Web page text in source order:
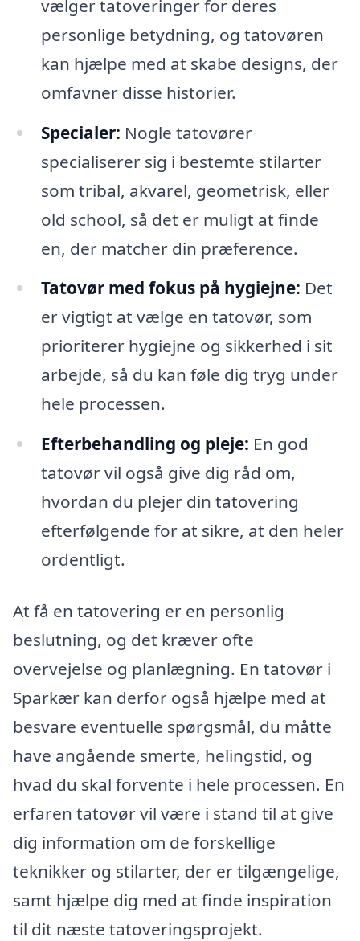
vælger tatoveringer for deres
personlige betydning, og tatovøren
kan hjælpe med at skabe designs, der
omfavner disse historier.
Specialer: Nogle tatovører
specialiserer sig i bestemte stilarter
som tribal, akvarel, geometrisk, eller
old school, så det er muligt at finde
en, der matcher din præference.
Tatovør med fokus på hygiejne: Det
er vigtigt at vælge en tatovør, som
prioriterer hygiejne og sikkerhed i sit
arbejde, så du kan føle dig tryg under
hele processen.
Efterbehandling og pleje: En god
tatovør vil også give dig råd om,
hvordan du plejer din tatovering
efterfølgende for at sikre, at den heler
ordentligt.
At få en tatovering er en personlig
beslutning, og det kræver ofte
overvejelse og planlægning. En tatovør i
Sparkær kan derfor også hjælpe med at
besvare eventuelle spørgsmål, du måtte
have angående smerte, helingstid, og
hvad du skal forvente i hele processen. En
erfaren tatovør vil være i stand til at give
dig information om de forskellige
teknikker og stilarter, der er tilgængelige,
samt hjælpe dig med at finde inspiration
til dit næste tatoveringsprojekt.